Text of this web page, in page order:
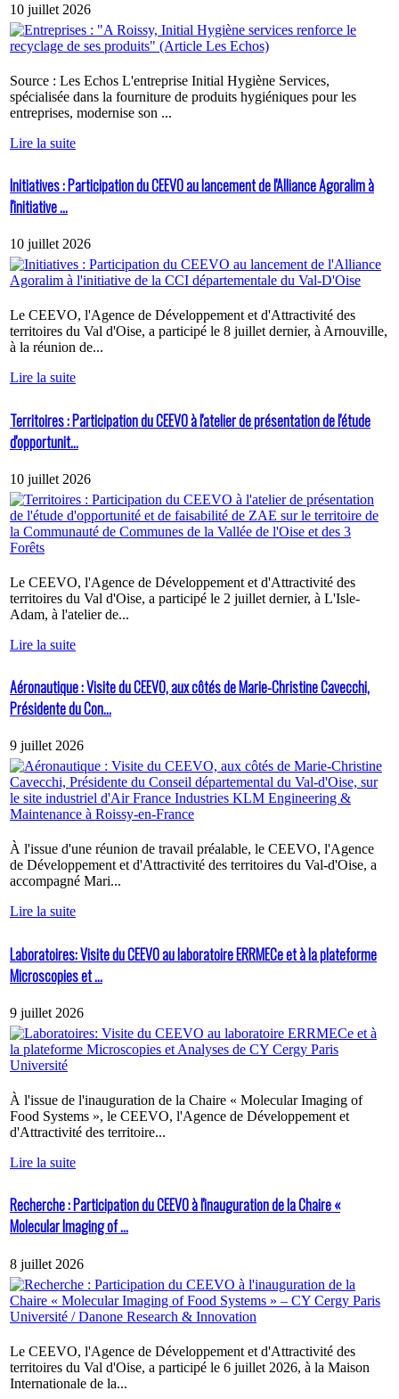
10 juillet 2026
Source : Les Echos L'entreprise Initial Hygiène Services,
spécialisée dans la fourniture de produits hygiéniques pour les
entreprises, modernise son ...
Lire la suite
Initiatives : Participation du CEEVO au lancement de l'Alliance Agoralim à
l'initiative ...
10 juillet 2026
Le CEEVO, l'Agence de Développement et d'Attractivité des
territoires du Val d'Oise, a participé le 8 juillet dernier, à Arnouville,
à la réunion de...
Lire la suite
Territoires : Participation du CEEVO à l'atelier de présentation de l'étude
d'opportunit...
10 juillet 2026
Le CEEVO, l'Agence de Développement et d'Attractivité des
territoires du Val d'Oise, a participé le 2 juillet dernier, à L'Isle-
Adam, à l'atelier de...
Lire la suite
Aéronautique : Visite du CEEVO, aux côtés de Marie-Christine Cavecchi,
Présidente du Con...
9 juillet 2026
À l'issue d'une réunion de travail préalable, le CEEVO, l'Agence
de Développement et d'Attractivité des territoires du Val-d'Oise, a
accompagné Mari...
Lire la suite
Laboratoires: Visite du CEEVO au laboratoire ERRMECe et à la plateforme
Microscopies et ...
9 juillet 2026
À l'issue de l'inauguration de la Chaire « Molecular Imaging of
Food Systems », le CEEVO, l'Agence de Développement et
d'Attractivité des territoire...
Lire la suite
Recherche : Participation du CEEVO à l'inauguration de la Chaire «
Molecular Imaging of ...
8 juillet 2026
Le CEEVO, l'Agence de Développement et d'Attractivité des
territoires du Val d'Oise, a participé le 6 juillet 2026, à la Maison
Internationale de la...